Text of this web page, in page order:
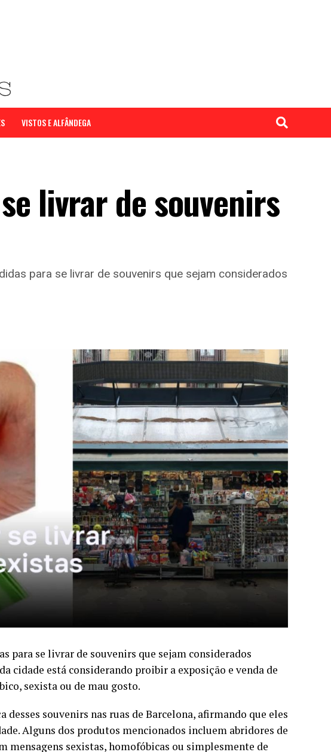
VISTOS E ALFÂNDEGA
livrar de souvenirs
para se livrar de souvenirs que sejam considerados
para se livrar de souvenirs que sejam considerados
cidade está considerando proibir a exposição e venda de
sexista ou de mau gosto.
souvenirs nas ruas de Barcelona, afirmando que eles
Alguns dos produtos mencionados incluem abridores de
mensagens sexistas, homofóbicas ou simplesmente de